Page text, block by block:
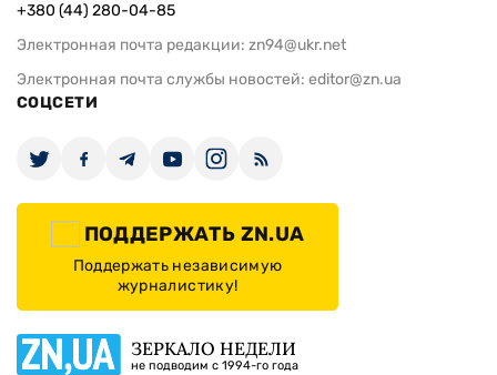
+380 (44) 280-04-85
Электронная почта редакции: zn94@ukr.net
Электронная почта службы новостей: editor@zn.ua
СОЦСЕТИ
ПОДДЕРЖАТЬ ZN.UA
Поддержать независимую
журналистику!
ЗЕРКАЛО НЕДЕЛИ
не подводим с 1994-го года